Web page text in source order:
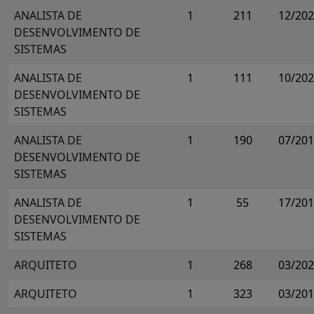
ANALISTA DE
DESENVOLVIMENTO DE
SISTEMAS
1 211 12/
ANALISTA DE
DESENVOLVIMENTO DE
SISTEMAS
1 111 10/
ANALISTA DE
DESENVOLVIMENTO DE
SISTEMAS
1 190 07/
ANALISTA DE
DESENVOLVIMENTO DE
SISTEMAS
1 55 17/
ARQUITETO 1 268
03/
ARQUITETO
1 323
03/